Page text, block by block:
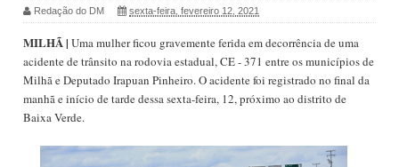
Redação do DM sexta-feira, fevereiro 12, 2021
MILHÃ | Uma mulher ficou gravemente ferida em decorrência de uma
acidente de trânsito na rodovia estadual, CE - 371 entre os municípios de
Milhã e Deputado Irapuan Pinheiro. O acidente foi registrado no final da
manhã e início de tarde dessa sexta-feira, 12, próximo ao distrito de
Baixa Verde.